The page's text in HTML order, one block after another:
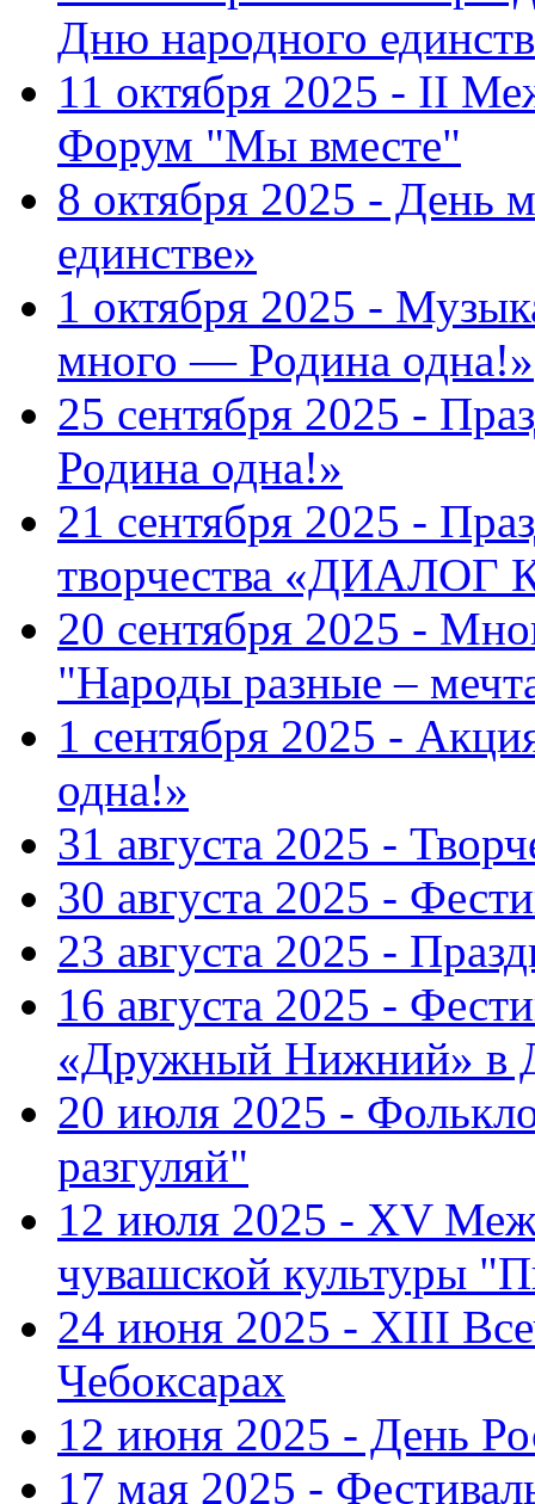
Дню народного
11 октября 2025 - II
Форум "Мы вместе"
8 октября 2025 - День
единстве»
1 октября 2025 -
много — Родина одна!»
25 сентября 2025 -
Родина одна!»
21 сентября 2025 -
творчества «ДИАЛОГ
20 сентября 2025 -
"Народы разные –
1 сентября 2025 -
одна!»
31 августа 2025 -
30 августа 2025 -
23 августа 2025 -
16 августа 2025 -
«Дружный Нижний» в
20 июля 2025 -
разгуляй"
12 июля 2025 - XV
чувашской культуры
24 июня 2025 - XIII
Чебоксарах
12 июня 2025 - День
17 мая 2025 -